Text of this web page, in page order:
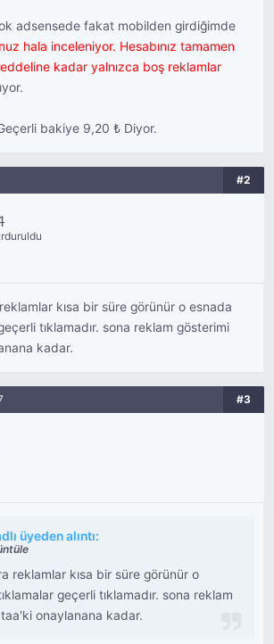
adsensede fakat mobilden girdiğimde
hala inceleniyor. Hesabınız tamamen
kadar yalnızca boş reklamlar
bakiye 9,20 ₺ Diyor.
#2
kısa bir süre görünür o esnada
tıklamadır. sona reklam gösterimi
kadar.
#3
üyeden alıntı:
reklamlar kısa bir süre görünür o
geçerli tıklamadır. sona reklam
onaylanana kadar.